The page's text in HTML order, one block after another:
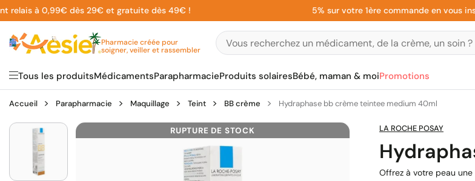
Aller
au
contenu
à 0,99€ dès 29€ et gratuite dès 49€ ! 5% sur votre 1ère commande en vous
Pharmacie créée pour
soigner, veiller et rassembler
Tous les produitsMédicamentsParapharmacieProduits solairesBébé, maman & moiPromotions
Accueil Parapharmacie Maquillage Teint BB crème Hydraphase bb crème teintee medium 40ml
RUPTURE DE STOCK LA ROCHE POSAY
Offrez à votre peau